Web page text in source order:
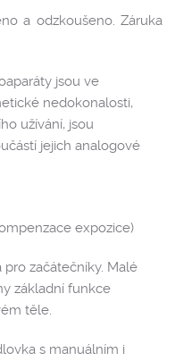
a odzkoušeno. Záruka
jsou ve
nedokonalosti,
užívání, jsou
jejich analogové
expozice)
začátečníky. Malé
základní funkce
těle.
s manuálním i